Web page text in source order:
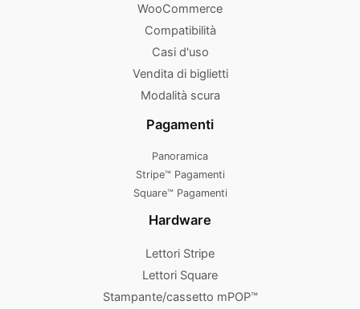
WooCommerce
Compatibilità
Casi d'uso
Vendita di biglietti
Modalità scura
Pagamenti
Panoramica
Stripe™ Pagamenti
Square™ Pagamenti
Hardware
Lettori Stripe
Lettori Square
Stampante/cassetto mPOP™